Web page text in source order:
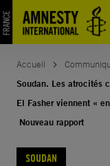
Aller
au
contenu
Accueil
Soudan. Les atrocités
El Fasher viennent «
Nouveau rapport
SOUDAN